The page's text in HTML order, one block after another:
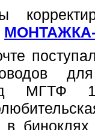
МОНТАЖКА-
МГТФ
в